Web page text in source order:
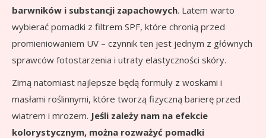
barwników i substancji zapachowych. Latem warto
wybierać pomadki z filtrem SPF, które chronią przed
promieniowaniem UV – czynnik ten jest jednym z głównych
sprawców fotostarzenia i utraty elastyczności skóry.
Zimą natomiast najlepsze będą formuły z woskami i
masłami roślinnymi, które tworzą fizyczną barierę przed
wiatrem i mrozem. Jeśli zależy nam na efekcie
kolorystycznym, można rozważyć pomadki